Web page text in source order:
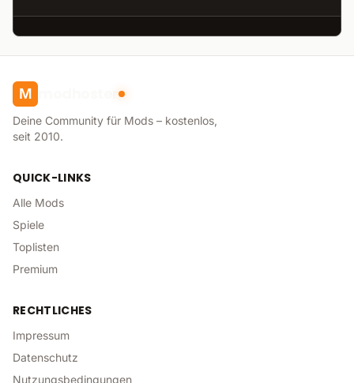
M
Deine Community für Mods – kostenlos,
seit 2010.
QUICK-LINKS
Alle Mods
Spiele
Toplisten
Premium
RECHTLICHES
Impressum
Datenschutz
Nutzungsbedingungen